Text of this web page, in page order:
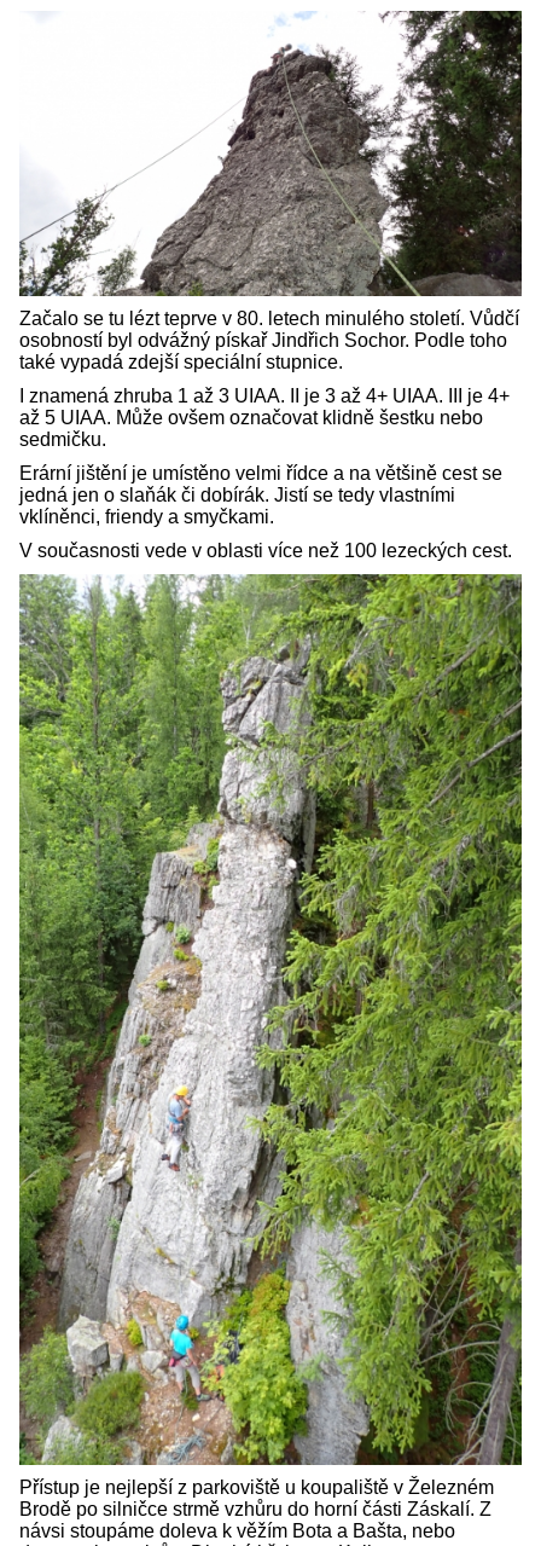
Začalo se tu lézt teprve v 80. letech minulého století. Vůdčí
osobností byl odvážný pískař Jindřich Sochor. Podle toho
také vypadá zdejší speciální stupnice.
I znamená zhruba 1 až 3 UIAA. II je 3 až 4+ UIAA. III je 4+
až 5 UIAA. Může ovšem označovat klidně šestku nebo
sedmičku.
Erární jištění je umístěno velmi řídce a na většině cest se
jedná jen o slaňák či dobírák. Jistí se tedy vlastními
vklíněnci, friendy a smyčkami.
V současnosti vede v oblasti více než 100 lezeckých cest.
Přístup je nejlepší z parkoviště u koupaliště v Železném
Brodě po silničce strmě vzhůru do horní části Záskalí. Z
návsi stoupáme doleva k věžím Bota a Bašta, nebo